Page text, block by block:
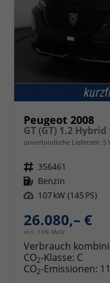
Peugeot 2008
GT (GT) 1.2 Hybrid
unverbindliche Lieferzeit: 5
Fahrzeugnr. 356461
Kraftstoff Benzin
Leistung 107 kW (145 PS)
26.080,– €
incl. 19% MwSt.
Verbrauch
CO2-Klasse: C
CO2-Emissionen: